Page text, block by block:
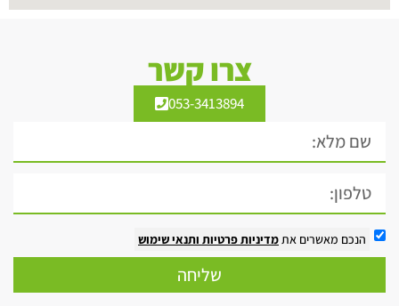
צרו קשר
053-3413894
הנכם מאשרים אתמדיניות פרטיות ותנאי שימוש
שליחה